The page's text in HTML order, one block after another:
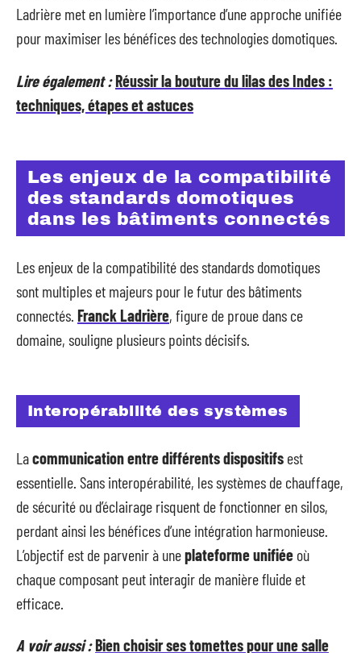
Ladrière met en lumière l’importance d’une approche unifiée
pour maximiser les bénéfices des technologies domotiques.
Lire également :Réussir la bouture du lilas des Indes :
techniques, étapes et astuces
Les enjeux de la compatibilité
des standards domotiques
dans les bâtiments connectés
Les enjeux de la compatibilité des standards domotiques
sont multiples et majeurs pour le futur des bâtiments
connectés. Franck Ladrière, figure de proue dans ce
domaine, souligne plusieurs points décisifs.
Interopérabilité des systèmes
Lacommunication entre différents dispositifs est
essentielle. Sans interopérabilité, les systèmes de chauffage,
de sécurité ou d’éclairage risquent de fonctionner en silos,
perdant ainsi les bénéfices d’une intégration harmonieuse.
L’objectif est de parvenir à uneplateforme unifiée où
chaque composant peut interagir de manière fluide et
efficace.
A voir aussi :Bien choisir ses tomettes pour une salle